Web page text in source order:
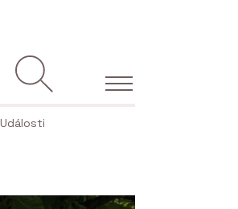
Události